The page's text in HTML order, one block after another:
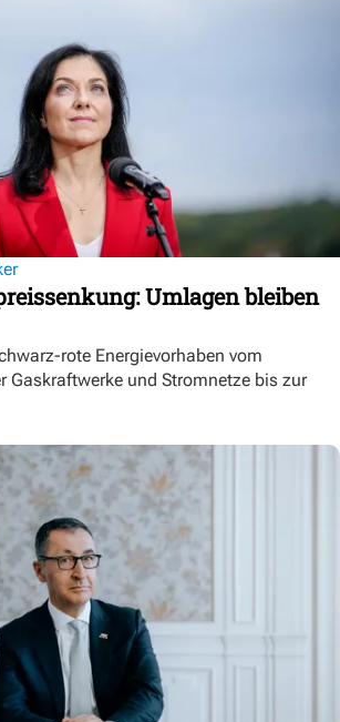
Umlagen bleiben
rote Energievorhaben vom
Gaskraftwerke und Stromnetze bis zur